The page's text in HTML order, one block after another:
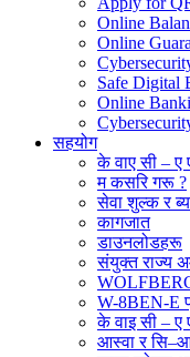
Online
Online
Safe Digital
Online
सहयोग
के वाए सी – ए
म कसरि गरू ?
सेवा शुल्क र
कागजात
डाउनलोडहरू
संयुक्त राज्य
W-8BEN-E
के वाइ सी – ए
आस्वा र